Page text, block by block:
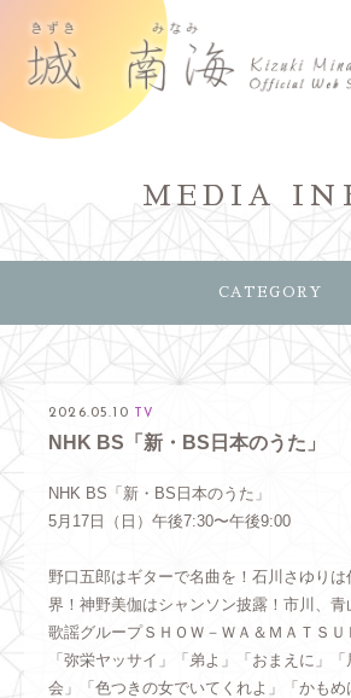
MEDIA
CATEGORY
2026.05.10 TV
NHK BS「新・BS日本のうた」
NHK BS「新・BS日本のうた」
5月17日（日）午後7:30〜午後9:00
野口五郎はギターで名曲を！石川さゆり
界！神野美伽はシャンソン披露！市川、
歌謡グループＳＨＯＷ－ＷＡ＆ＭＡＴＳ
「弥栄ヤッサイ」「弟よ」「おまえに」
会」「色つきの女でいてくれよ」「かも